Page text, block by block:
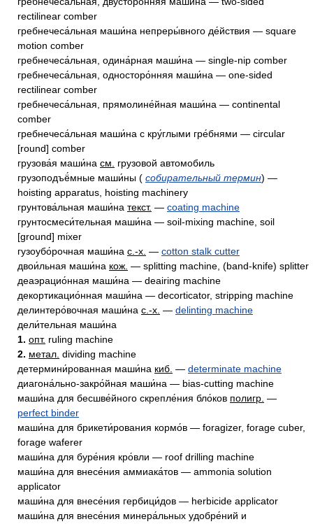
rectilinear comber
гребнечеса́льная маши́на непреры́вного де́йствия — square
motion comber
гребнечеса́льная, одина́рная маши́на — single-nip comber
гребнечеса́льная, односторо́нняя маши́на — one-sided
rectilinear comber
гребнечеса́льная, прямолине́йная маши́на — continental
comber
гребнечеса́льная маши́на с кру́глыми гре́бнями — circular
[round] comber
грузова́я маши́на см.
грузовой автомобиль
грузоподъё́мные маши́ны ( собирательный термин) —
hoisting apparatus, hoisting machinery
грунтова́льная маши́на текст. — coating machine
грунтосмеси́тельная маши́на — soil-mixing machine, soil
[ground] mixer
гузоубо́рочная маши́на с.-х. — cotton stalk cutter
двои́льная маши́на кож. — splitting machine, (band-knife) splitter
деаэрацио́нная маши́на — deairing machine
декортикацио́нная маши́на — decorticator, stripping machine
делинтеро́вочная маши́на с.-х. — delinting machine
дели́тельная маши́на
1. опт. ruling machine
2. метал. dividing machine
детермини́рованная маши́на киб. — determinate machine
диагона́льно-закро́йная маши́на — bias-cutting machine
маши́на для бесшве́йного скрепле́ния бло́ков полигр. —
perfect binder
маши́на для брикети́рования кормо́в — foragizer, forage cuber,
forage waferer
маши́на для буре́ния кро́вли — roof drilling machine
маши́на для внесе́ния аммиака́тов — ammonia solution
applicator
маши́на для внесе́ния гербици́дов — herbicide applicator
маши́на для внесе́ния минера́льных удобре́ний и